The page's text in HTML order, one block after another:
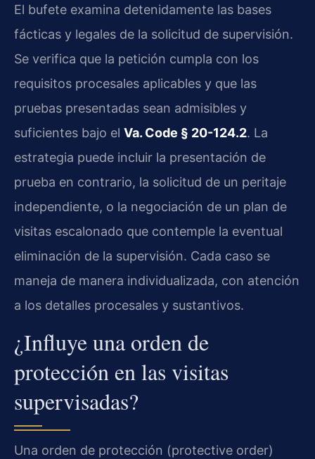
El bufete examina detenidamente las bases
fácticas y legales de la solicitud de supervisión.
Se verifica que la petición cumpla con los
requisitos procesales aplicables y que las
pruebas presentadas sean admisibles y
suficientes bajo el Va. Code § 20-124.2. La
estrategia puede incluir la presentación de
prueba en contrario, la solicitud de un peritaje
independiente, o la negociación de un plan de
visitas escalonado que contemple la eventual
eliminación de la supervisión. Cada caso se
maneja de manera individualizada, con atención
a los detalles procesales y sustantivos.
¿Influye una orden de
protección en las visitas
supervisadas?
Una orden de protección (protective order)